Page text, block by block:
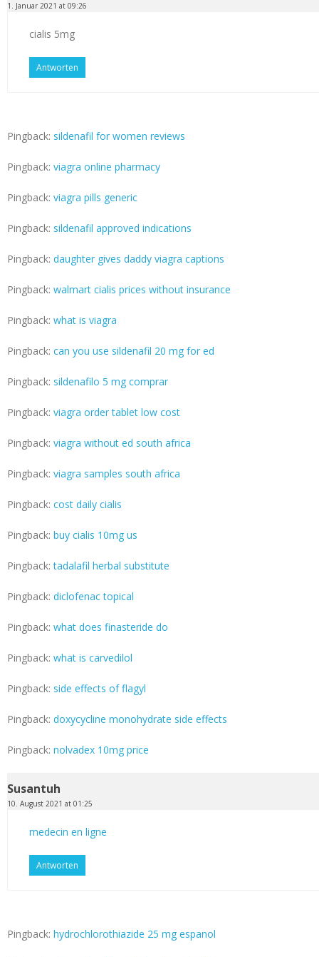
1. Januar 2021 at 09:26
cialis 5mg
Antworten
Pingback: sildenafil for women reviews
Pingback: viagra online pharmacy
Pingback: viagra pills generic
Pingback: sildenafil approved indications
Pingback: daughter gives daddy viagra captions
Pingback: walmart cialis prices without insurance
Pingback: what is viagra
Pingback: can you use sildenafil 20 mg for ed
Pingback: sildenafilo 5 mg comprar
Pingback: viagra order tablet low cost
Pingback: viagra without ed south africa
Pingback: viagra samples south africa
Pingback: cost daily cialis
Pingback: buy cialis 10mg us
Pingback:tadalafil herbal substitute
Pingback: diclofenac topical
Pingback: what does finasteride do
Pingback: what is carvedilol
Pingback: side effects of flagyl
Pingback: doxycycline monohydrate side effects
Pingback: nolvadex 10mg price
Susantuh
10. August 2021 at 01:25
medecin en ligne
Antworten
Pingback: hydrochlorothiazide 25 mg espanol